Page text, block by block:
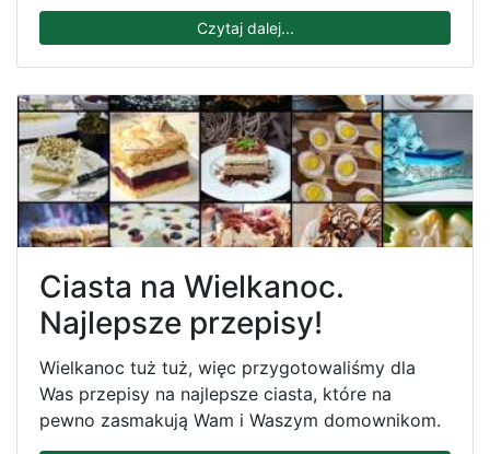
Czytaj dalej...
Ciasta na Wielkanoc.
Najlepsze przepisy!
Wielkanoc tuż tuż, więc przygotowaliśmy dla
Was przepisy na najlepsze ciasta, które na
pewno zasmakują Wam i Waszym domownikom.